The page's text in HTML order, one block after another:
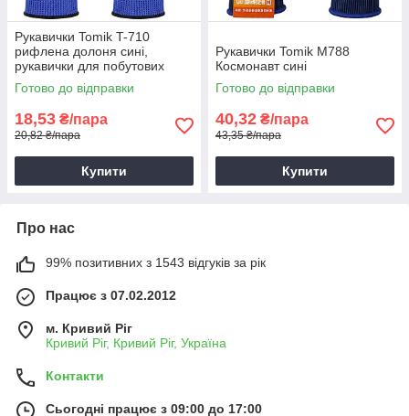
Рукавички Tomik T-710
рифлена долоня сині,
рукавички для побутових
потреб, зносостійкі робочі
рукавички
Готово до відправки
18,53 ₴/пара
20,82 ₴/пара
Купити
Рукавички Tomik М788
Космонавт сині
Готово до відправки
40,32 ₴/пара
43,35 ₴/пара
Купити
Про нас
99% позитивних з 1543 відгуків за рік
Працює з 07.02.2012
м. Кривий Ріг
Кривий Ріг, Кривий Ріг, Україна
Контакти
Сьогодні працює з 09:00 до 17:00